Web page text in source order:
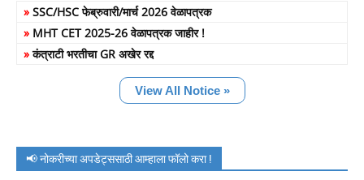
» SSC/HSC फेब्रुवारी/मार्च 2026 वेळापत्रक
» MHT CET 2025-26 वेळापत्रक जाहीर !
»कंत्राटी भरतीचा GR अखेर रद्द
View All Notice »
📢 नोकरीच्या अपडेट्ससाठी आम्हाला फॉलो करा !